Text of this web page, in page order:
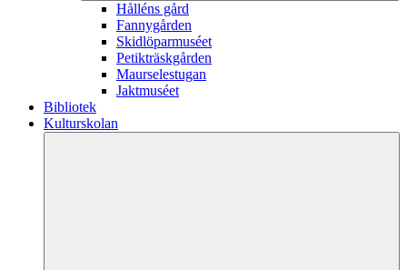
Hålléns gård
Fannygården
Skidlöparmuséet
Petikträskgården
Maurselestugan
Jaktmuséet
Bibliotek
Kulturskolan